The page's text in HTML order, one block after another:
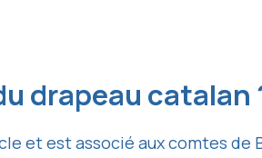
drapeau catalan
et est associé aux comtes de